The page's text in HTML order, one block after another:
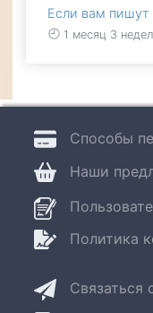
Если вам
1 месяц 3
Связаться
Политика
Способы
Наши